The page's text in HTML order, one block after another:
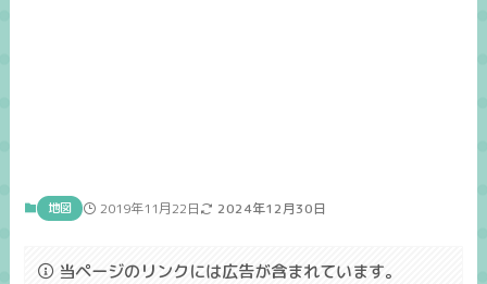
地図 2019年11月22日 2024年12月30日
当ページのリンクには広告が含まれています。